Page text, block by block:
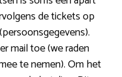
de tickets op
mail toe (we raden
te nemen). Om het